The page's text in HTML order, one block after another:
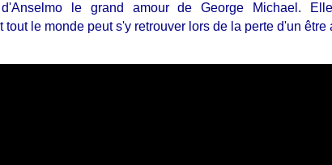
le grand amour de George Michael.
tout le monde peut s'y retrouver lors de la perte d'un être